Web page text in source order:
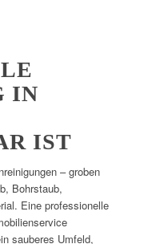
IN
IST
– groben
Bohrstaub,
Eine professionelle
sauberes Umfeld,